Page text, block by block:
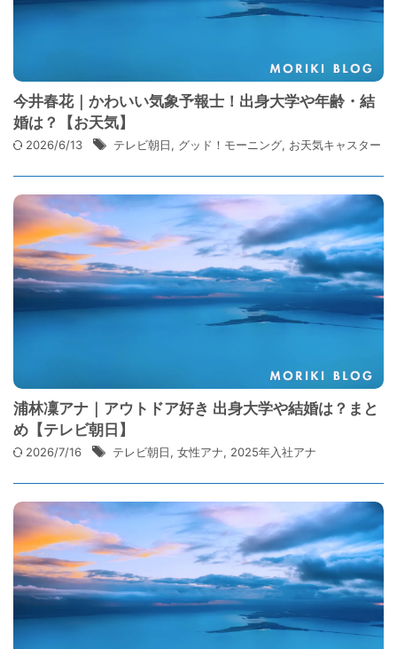
今井春花｜かわいい気象予報士！出身大学や年齢・結
婚は？【お天気】
2026/6/13 テレビ朝日, グッド！モーニング, お天気キャスター
浦林凜アナ｜アウトドア好き 出身大学や結婚は？まと
め【テレビ朝日】
2026/7/16 テレビ朝日, 女性アナ, 2025年入社アナ